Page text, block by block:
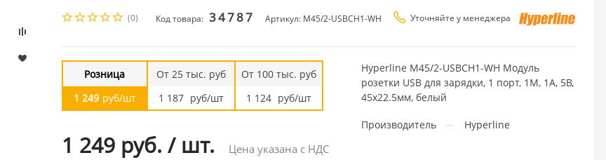
(0) Код товара: 34787 Артикул: M45/2-USBCH1-WH Уточняйте у менеджера
Розница
1 249 руб/шт
От 25 тыс. руб
1 187 руб/шт
От 100 тыс. руб
1 124 руб/шт
1 249 руб. / шт. Цена указана с НДС
Hyperline M45/2-USBCH1-WH Модуль
розетки USB для зарядки, 1 порт, 1М, 1А, 5В,
45x22.5мм, белый
Производитель Hyperline